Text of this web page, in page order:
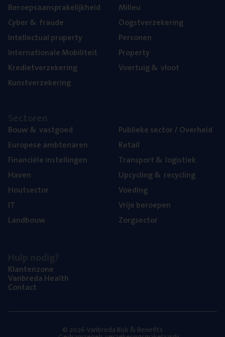
Beroeps­aan­spra­ke­lijk­heid
Cyber& fraude
Intel­lec­tu­al property
Inter­na­ti­o­na­le Mobiliteit
Kre­diet­ver­ze­ke­ring
Kunst­ver­ze­ke­ring
Mili­eu
Oogst­ver­ze­ke­ring
Per­so­nen
Pro­per­ty
Voer­tuig& vloot
Bouw& vastgoed
Euro­pe­se ambtenaren
Finan­ci­ë­le instellingen
Haven
Hout­sec­tor
IT
Land­bouw
Publie­ke sec­tor / Overheid
Retail
Trans­port& logistiek
Upcy­cling& recycling
Voe­ding
Vrije beroe­pen
Zorg­sec­tor
Klan­ten­zo­ne
Van­b­re­da Health
Con­tact
© 2026 Vanbreda Risk & Benefits